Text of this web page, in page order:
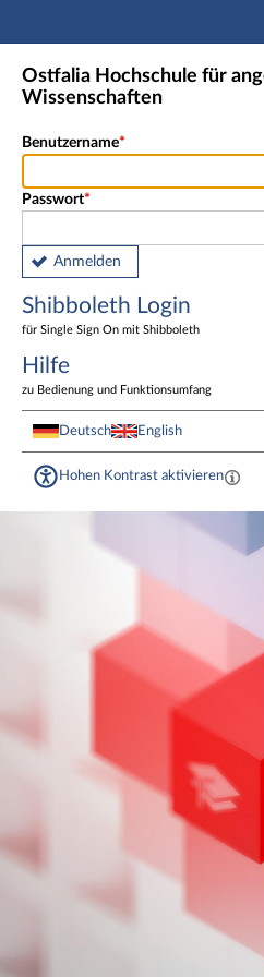
Shibboleth
Ostfalia Hochschule für
Wissenschaften
Benutzername
Passwort
Anmelden
Shibboleth Login
für Single Sign On mit Shibboleth
Hilfe
zu Bedienung und Funktionsumfang
Deutsch English
Hohen Kontrast aktivieren